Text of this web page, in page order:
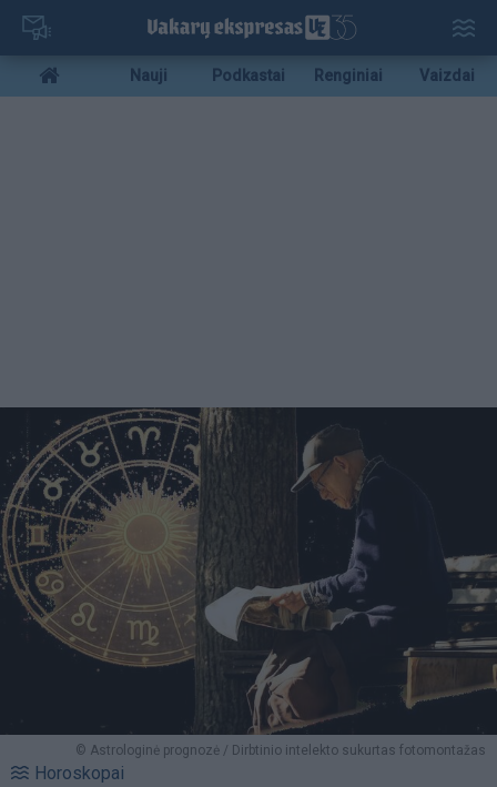
Pereiti
pagrindinį
turinį
Mobile
menu
Nauji Podkastai Renginiai Vaizdai
© Astrologinė prognozė / Dirbtinio intelekto sukurtas fotomontažas
Horoskopai